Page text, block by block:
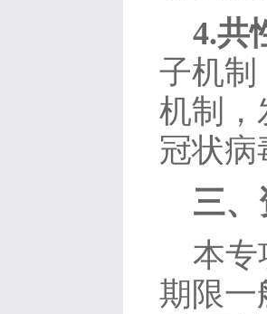
4.共
子机制
机制，
冠状
三、
本专
期限一